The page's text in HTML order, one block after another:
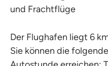
und Frachtflüge
Der Flughafen liegt 6
Sie können die